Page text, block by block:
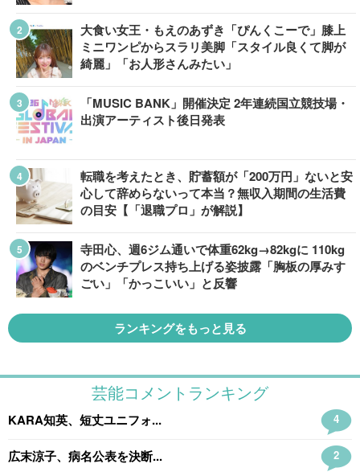
大食い女王・もえのあずき「ぴんくこーで」膝上
ミニワンピからスラリ美脚「スタイル良くて脚が
綺麗」「お人形さんみたい」
「MUSIC BANK」開催決定 2年連続国立競技場・
出演アーティスト後日発表
転職を考えたとき、貯蓄額が「200万円」ないと安
心して辞めらないって本当？無収入期間の生活費
の目安【「退職プロ」が解説】
寺田心、週6ジム通いで体重62kg→82kgに 110kg
のベンチプレス持ち上げる姿披露「胸板の厚みす
ごい」「かっこいい」と反響
ランキングをもっと見る